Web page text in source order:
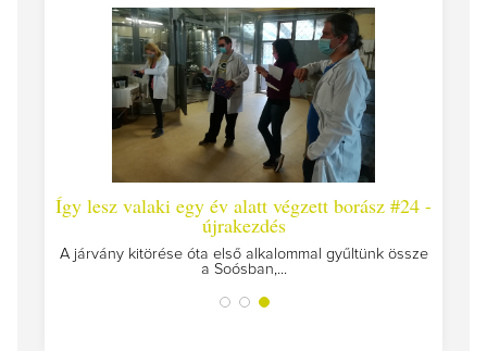
Így lesz valaki egy év alatt végzett borász #24 -
újrakezdés
A járvány kitörése óta első alkalommal gyűltünk össze
a Soósban,...